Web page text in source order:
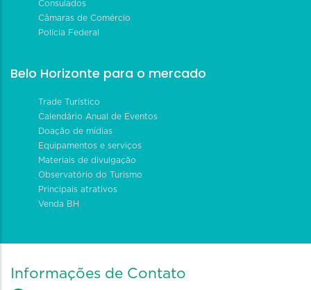
Consulados
Câmaras de Comércio
Polícia Federal
Belo Horizonte para o mercado
Trade Turístico
Calendário Anual de Eventos
Doação de mídias
Equipamentos e serviços
Materiais de divulgação
Observatório do Turismo
Principais atrativos
Venda BH
Informações de Contato